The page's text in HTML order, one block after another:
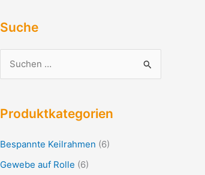
Suche
h
e
Produktkategorien
Bespannte Keilrahmen (6)
Gewebe auf Rolle (6)